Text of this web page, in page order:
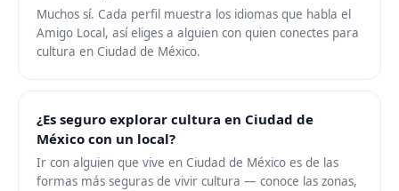
Muchos sí. Cada perfil muestra los idiomas que habla el
Amigo Local, así eliges a alguien con quien conectes para
cultura en Ciudad de México.
¿Es seguro explorar cultura en Ciudad de
México con un local?
Ir con alguien que vive en Ciudad de México es de las
formas más seguras de vivir cultura — conoce las zonas,